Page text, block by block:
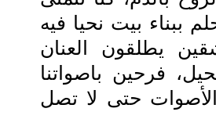
ببناء بيت نحيا فيه
يطلقون العنان
فرحين باصواتنا
حتى لا تصل